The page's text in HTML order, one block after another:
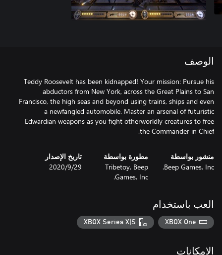
الوصف
Teddy Roosevelt has been kidnapped! Your mission: Pursue his
abductors from New York, across the Great Plains to San
Francisco, the high seas and beyond using trains, ships and even
a newfangled automobile. Master an arsenal of futuristic
Edwardian weapons as you fight otherworldly creatures to free
the Commander in Chief.
منشور بواسطة
Beep Games, Inc.
مطورة بواسطة
Tribetoy, Beep
Games, Inc.
تاريخ الإصدار
29‏/9‏/2020
العب باستخدام
XBOX One
XBOX Series X|S
الإمكانات